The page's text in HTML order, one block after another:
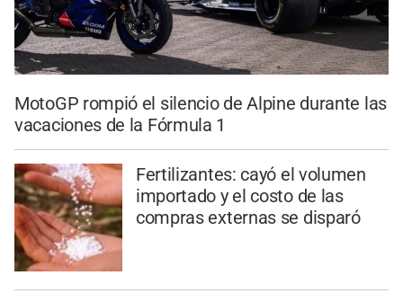
MotoGP rompió el silencio de Alpine durante las
vacaciones de la Fórmula 1
Fertilizantes: cayó el volumen
importado y el costo de las
compras externas se disparó